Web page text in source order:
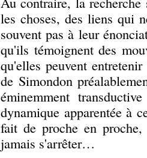
les choses, des liens qui
souvent pas à leur
qu'ils témoignent des
qu'elles peuvent
de Simondon
éminemment
dynamique apparentée à
fait de proche en
jamais s'arrêter…